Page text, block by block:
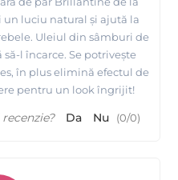
un luciu natural și ajută la
Uleiul din sâmburi de
l încarce. Se potrivește
în plus elimină efectul de
pentru un look îngrijit!
Da Nu (0/0)